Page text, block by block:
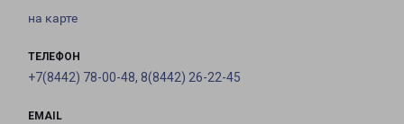
на карте
ТЕЛЕФОН
+7(8442) 78-00-48, 8(8442) 26-22-45
EMAIL